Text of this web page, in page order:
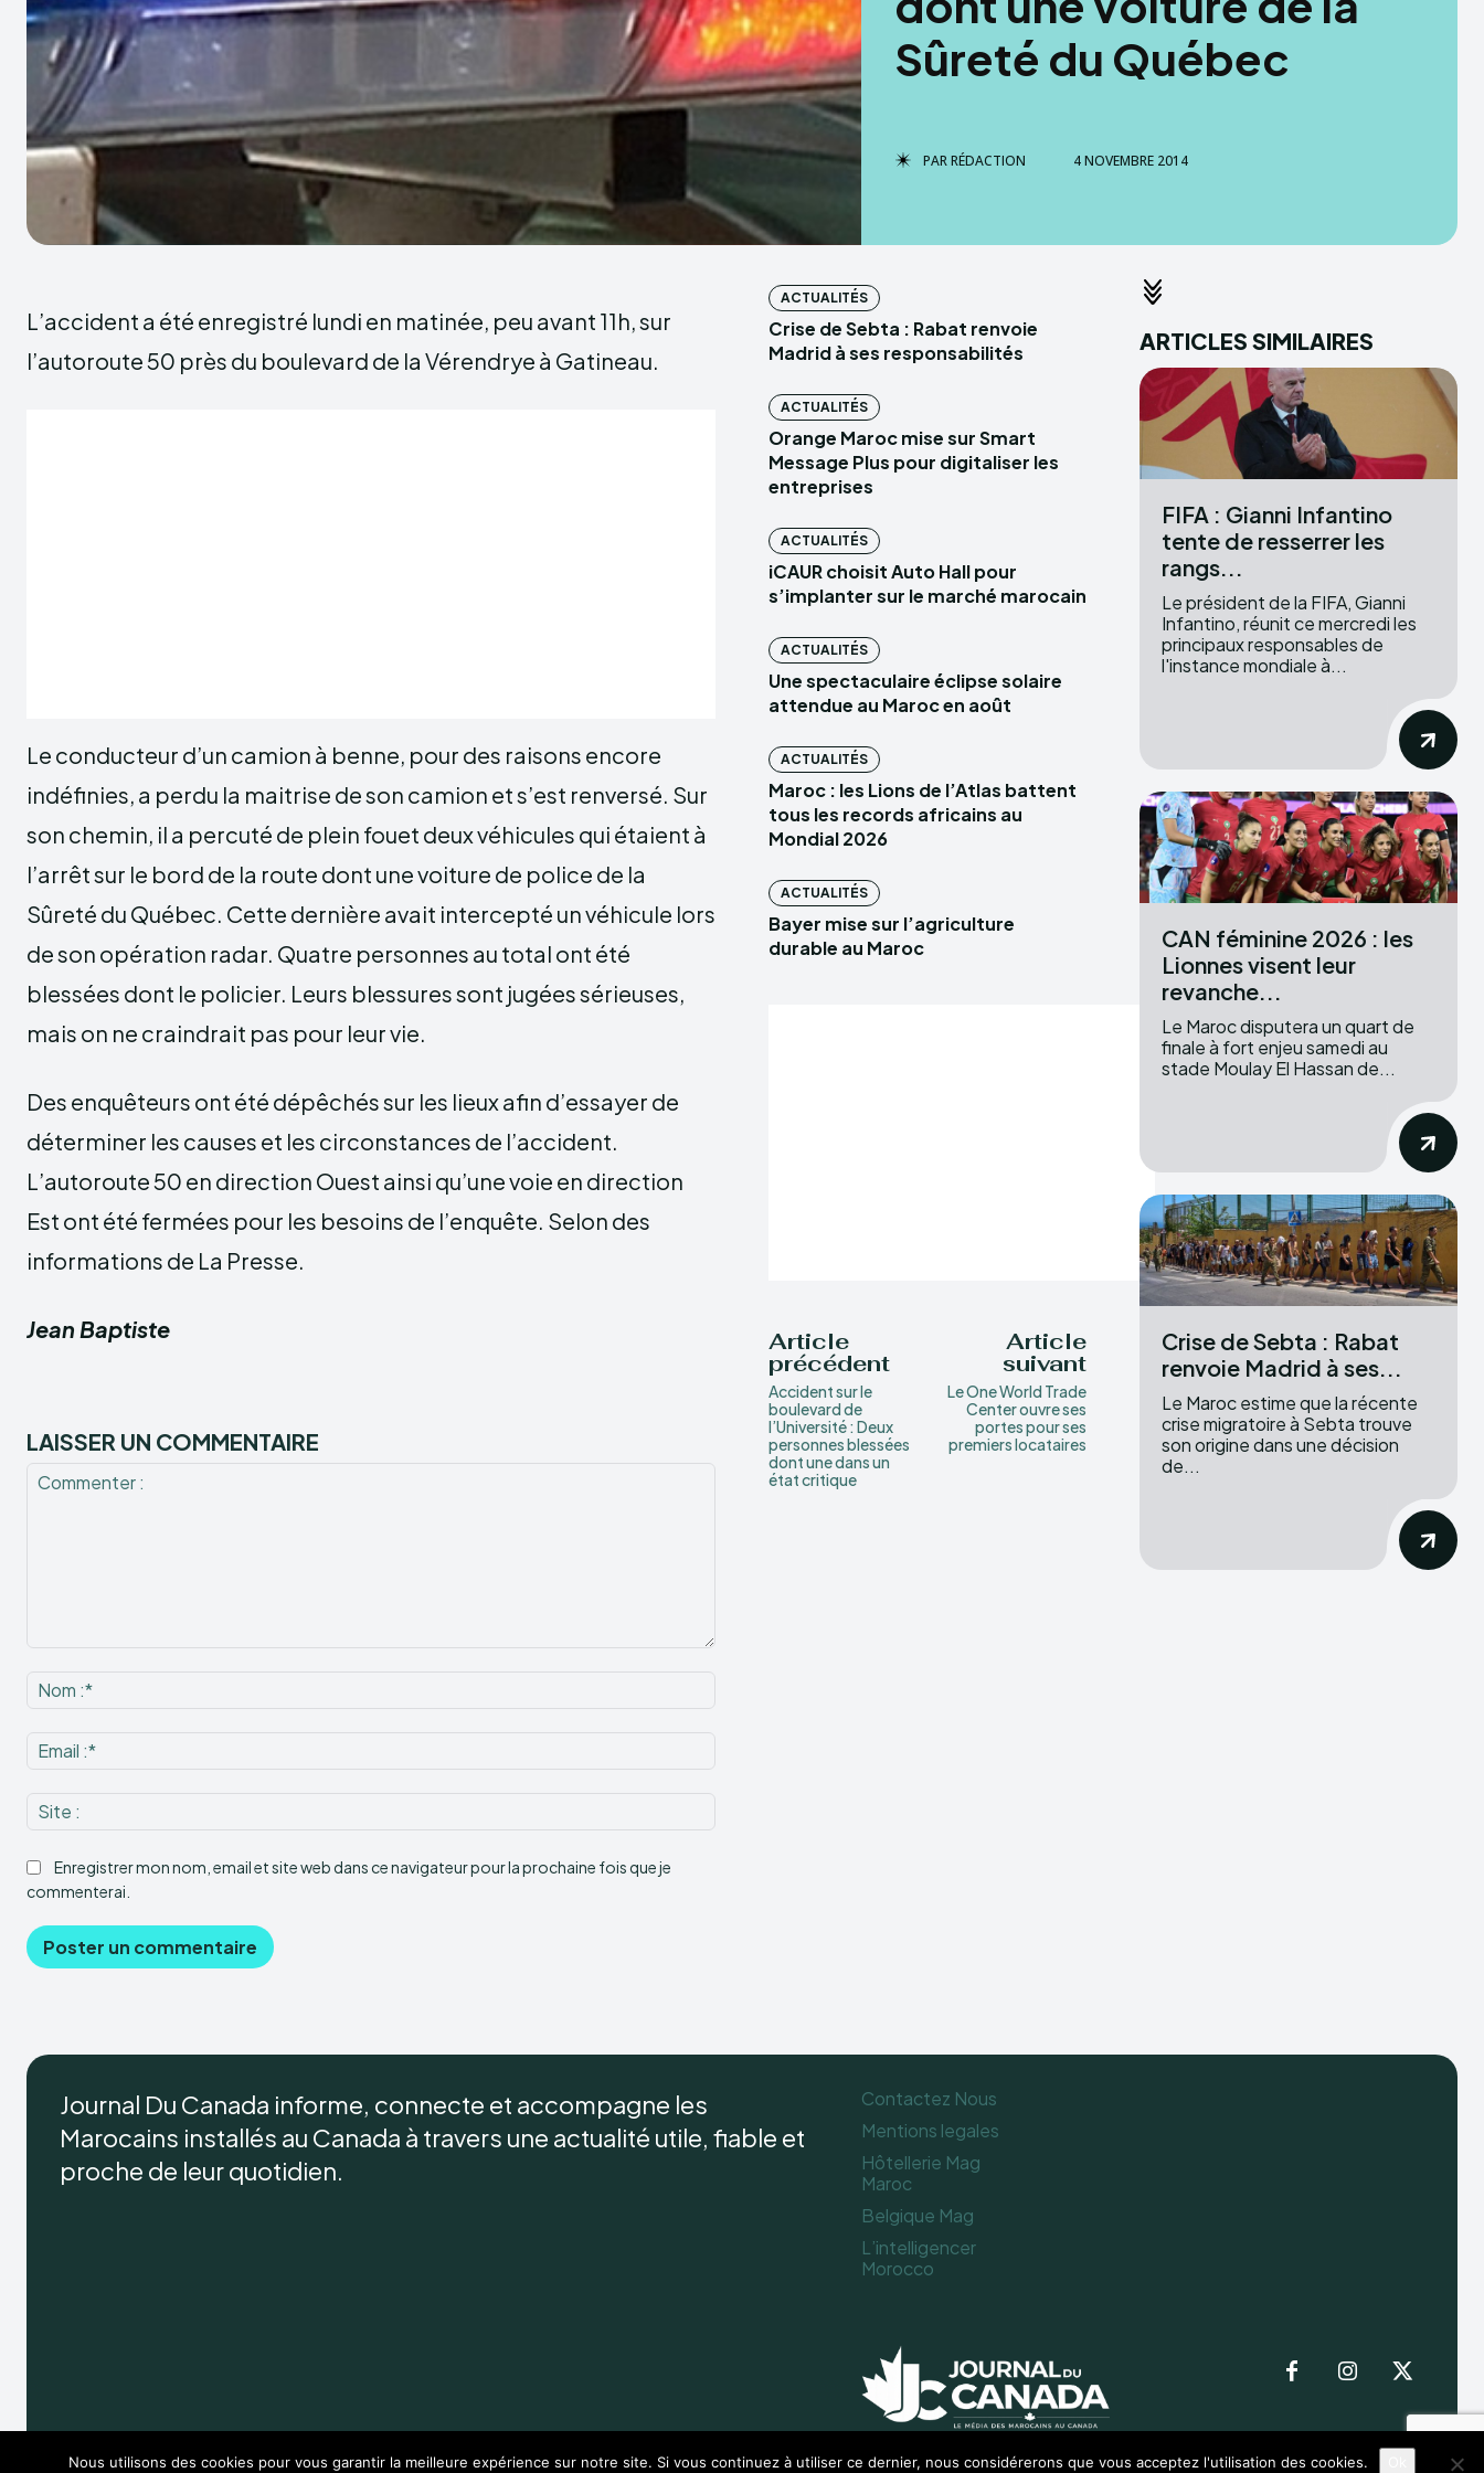
Sûreté du Québec
PARRÉDACTION 4 NOVEMBRE 2014
L’accident a été enregistré lundi en matinée, peu avant 11h, sur
l’autoroute 50 près du boulevard de la Vérendrye à Gatineau.
Le conducteur d’un camion à benne, pour des raisons encore
indéfinies, a perdu la maitrise de son camion et s’est renversé. Sur
son chemin, il a percuté de plein fouet deux véhicules qui étaient à
l’arrêt sur le bord de la route dont une voiture de police de la
Sûreté du Québec. Cette dernière avait intercepté un véhicule lors
de son opération radar. Quatre personnes au total ont été
blessées dont le policier. Leurs blessures sont jugées sérieuses,
mais on ne craindrait pas pour leur vie.
Des enquêteurs ont été dépêchés sur les lieux afin d’essayer de
déterminer les causes et les circonstances de l’accident.
L’autoroute 50 en direction Ouest ainsi qu’une voie en direction
Est ont été fermées pour les besoins de l’enquête. Selon des
informations de La Presse.
Jean Baptiste
LAISSER UN COMMENTAIRE
:*
:*
:
Enregistrer mon nom, email et site web dans ce navigateur pour la prochaine fois que je
commenterai.
ACTUALITÉS
Crise de Sebta : Rabat renvoie
Madrid à ses responsabilités
ACTUALITÉS
Orange Maroc mise sur Smart
Message Plus pour digitaliser les
entreprises
ACTUALITÉS
iCAUR choisit Auto Hall pour
s’implanter sur le marché marocain
ACTUALITÉS
Une spectaculaire éclipse solaire
attendue au Maroc en août
ACTUALITÉS
Maroc : les Lions de l’Atlas battent
tous les records africains au
Mondial 2026
ACTUALITÉS
Bayer mise sur l’agriculture
durable au Maroc
Article
précédent
Accident sur le
boulevard de
l’Université : Deux
personnes blessées
dont une dans un
état critique
Article
suivant
Le One World Trade
Center ouvre ses
portes pour ses
premiers locataires
ARTICLES SIMILAIRES
FIFA : Gianni Infantino
tente de resserrer les
rangs...
Le président de la FIFA, Gianni
Infantino, réunit ce mercredi les
principaux responsables de
l'instance mondiale à...
CAN féminine 2026 : les
Lionnes visent leur
revanche...
Le Maroc disputera un quart de
finale à fort enjeu samedi au
stade Moulay El Hassan de...
Crise de Sebta : Rabat
renvoie Madrid à ses...
Le Maroc estime que la récente
crise migratoire à Sebta trouve
son origine dans une décision
de...
Journal Du Canada informe, connecte et accompagne les
Marocains installés au Canada à travers une actualité utile, fiable et
proche de leur quotidien.
Contactez Nous
Mentions legales
Hôtellerie Mag
Maroc
Belgique Mag
L’intelligencer
Morocco
Nous utilisons des cookies pour vous garantir la meilleure expérience sur notre site. Si vous continuez à utiliser ce dernier, nous considérerons que vous acceptez l'utilisation des cookies.